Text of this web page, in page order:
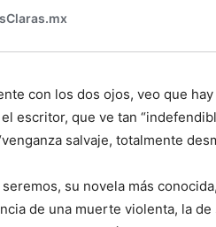
con los dos ojos, veo que
escritor, que ve tan
salvaje, totalmente
su novela más
de una muerte violenta, la